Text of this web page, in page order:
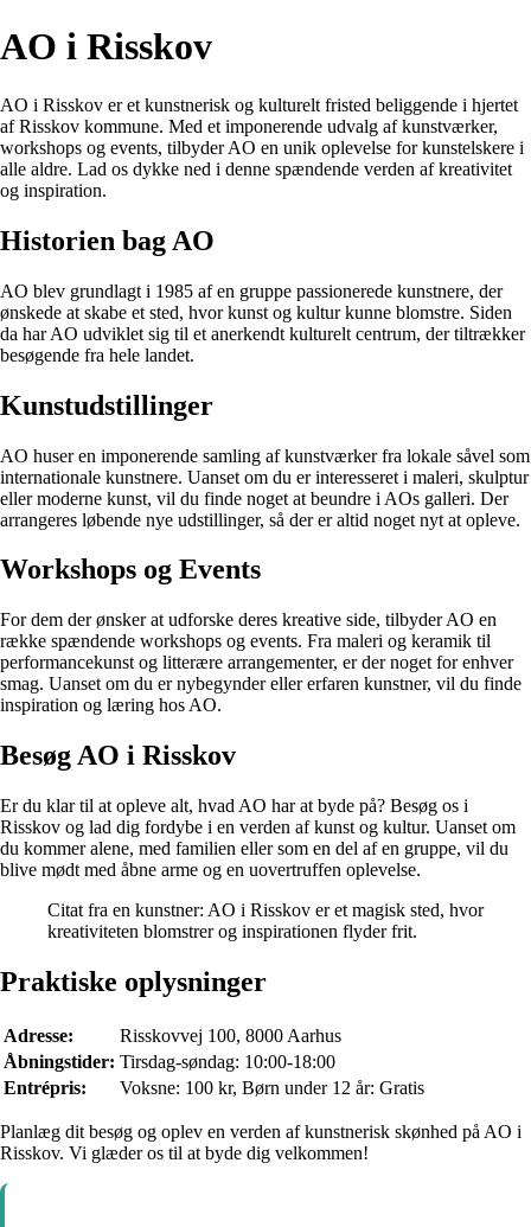
AO i Risskov
AO i Risskov er et kunstnerisk og kulturelt fristed beliggende i hjertet
af Risskov kommune. Med et imponerende udvalg af kunstværker,
workshops og events, tilbyder AO en unik oplevelse for kunstelskere i
alle aldre. Lad os dykke ned i denne spændende verden af kreativitet
og inspiration.
Historien bag AO
AO blev grundlagt i 1985 af en gruppe passionerede kunstnere, der
ønskede at skabe et sted, hvor kunst og kultur kunne blomstre. Siden
da har AO udviklet sig til et anerkendt kulturelt centrum, der tiltrækker
besøgende fra hele landet.
Kunstudstillinger
AO huser en imponerende samling af kunstværker fra lokale såvel som
internationale kunstnere. Uanset om du er interesseret i maleri, skulptur
eller moderne kunst, vil du finde noget at beundre i AOs galleri. Der
arrangeres løbende nye udstillinger, så der er altid noget nyt at opleve.
Workshops og Events
For dem der ønsker at udforske deres kreative side, tilbyder AO en
række spændende workshops og events. Fra maleri og keramik til
performancekunst og litterære arrangementer, er der noget for enhver
smag. Uanset om du er nybegynder eller erfaren kunstner, vil du finde
inspiration og læring hos AO.
Besøg AO i Risskov
Er du klar til at opleve alt, hvad AO har at byde på? Besøg os i
Risskov og lad dig fordybe i en verden af kunst og kultur. Uanset om
du kommer alene, med familien eller som en del af en gruppe, vil du
blive mødt med åbne arme og en uovertruffen oplevelse.
Citat fra en kunstner: AO i Risskov er et magisk sted, hvor
kreativiteten blomstrer og inspirationen flyder frit.
Praktiske oplysninger
Adresse:
Risskovvej 100, 8000 Aarhus
Åbningstider: Tirsdag-søndag: 10:00-18:00
Entrépris:
Voksne: 100 kr, Børn under 12 år: Gratis
Planlæg dit besøg og oplev en verden af kunstnerisk skønhed på AO i
Risskov. Vi glæder os til at byde dig velkommen!